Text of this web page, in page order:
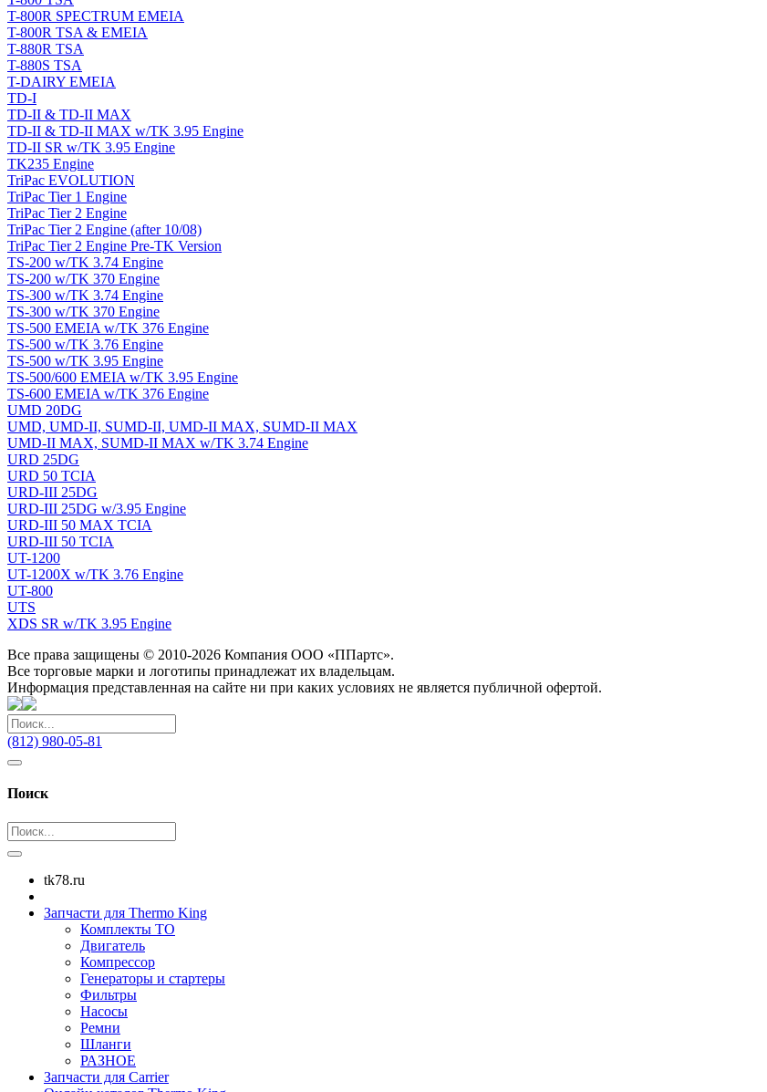
T-800R SPECTRUM EMEIA
T-800R TSA & EMEIA
T-880R TSA
T-880S TSA
T-DAIRY EMEIA
TD-I
TD-II & TD-II MAX
TD-II & TD-II MAX w/TK 3.95 Engine
TD-II SR w/TK 3.95 Engine
TK235 Engine
TriPac EVOLUTION
TriPac Tier 1 Engine
TriPac Tier 2 Engine
TriPac Tier 2 Engine (after 10/08)
TriPac Tier 2 Engine Pre-TK Version
TS-200 w/TK 3.74 Engine
TS-200 w/TK 370 Engine
TS-300 w/TK 3.74 Engine
TS-300 w/TK 370 Engine
TS-500 EMEIA w/TK 376 Engine
TS-500 w/TK 3.76 Engine
TS-500 w/TK 3.95 Engine
TS-500/600 EMEIA w/TK 3.95 Engine
TS-600 EMEIA w/TK 376 Engine
UMD 20DG
UMD, UMD-II, SUMD-II, UMD-II MAX, SUMD-II MAX
UMD-II MAX, SUMD-II MAX w/TK 3.74 Engine
URD 25DG
URD 50 TCIA
URD-III 25DG
URD-III 25DG w/3.95 Engine
URD-III 50 MAX TCIA
URD-III 50 TCIA
UT-1200
UT-1200X w/TK 3.76 Engine
UT-800
UTS
XDS SR w/TK 3.95 Engine
Все права защищены © 2010-2026 Компания ООО «ППартс».
Все торговые марки и логотипы принадлежат их владельцам.
Информация представленная на сайте ни при каких условиях не является публичной офертой.
(812) 980-05-81
Поиск
tk78.ru
Запчасти для Thermo King
Комплекты ТО
Двигатель
Компрессор
Генераторы и стартеры
Фильтры
Насосы
Ремни
Шланги
РАЗНОЕ
Запчасти для Carrier